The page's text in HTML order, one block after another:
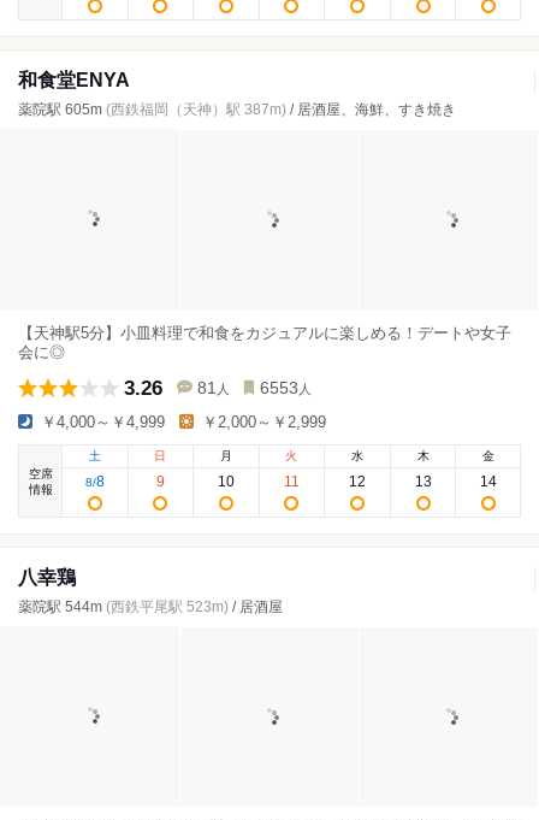
和食堂ENYA
薬院駅 605m (西鉄福岡（天神）駅 387m) / 居酒屋、海鮮、すき焼き
【天神駅5分】小皿料理で和食をカジュアルに楽しめる！デートや女子
会に◎
3.26 81 人 6553 人
￥4,000～￥4,999 ￥2,000～￥2,999
空席
情報
土
8/8
日
9
月
10
火
11
水
12
木
13
金
14
八幸鶏
薬院駅 544m (西鉄平尾駅 523m) / 居酒屋